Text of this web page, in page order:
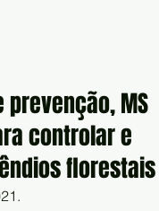
prevenção, MS
controlar e
florestais